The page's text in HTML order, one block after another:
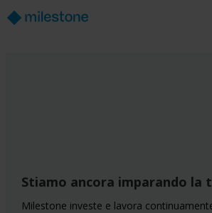
Stiamo ancora imparando la
Milestone investe e lavora